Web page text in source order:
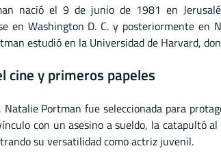
nació el 9 de junio de 1981 en
en Washington D. C. y posteriormente
estudió en la Universidad de Harvard,
cine y primeros papeles
Portman fue seleccionada para
con un asesino a sueldo, la catapultó
su versatilidad como actriz juvenil.